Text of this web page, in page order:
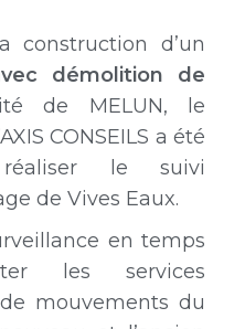
construction d’un
démolition de
de MELUN, le
CONSEILS a été
le suivi
de Vives Eaux.
en temps
les services
mouvements du